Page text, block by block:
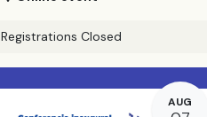
Registrations Closed
AUG